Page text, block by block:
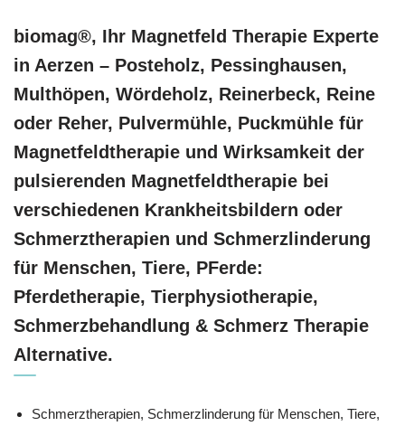
biomag®, Ihr Magnetfeld Therapie Experte
in Aerzen – Posteholz, Pessinghausen,
Multhöpen, Wördeholz, Reinerbeck, Reine
oder Reher, Pulvermühle, Puckmühle für
Magnetfeldtherapie und Wirksamkeit der
pulsierenden Magnetfeldtherapie bei
verschiedenen Krankheitsbildern oder
Schmerztherapien und Schmerzlinderung
für Menschen, Tiere, PFerde:
Pferdetherapie, Tierphysiotherapie,
Schmerzbehandlung & Schmerz Therapie
Alternative.
Schmerztherapien, Schmerzlinderung für Menschen, Tiere,